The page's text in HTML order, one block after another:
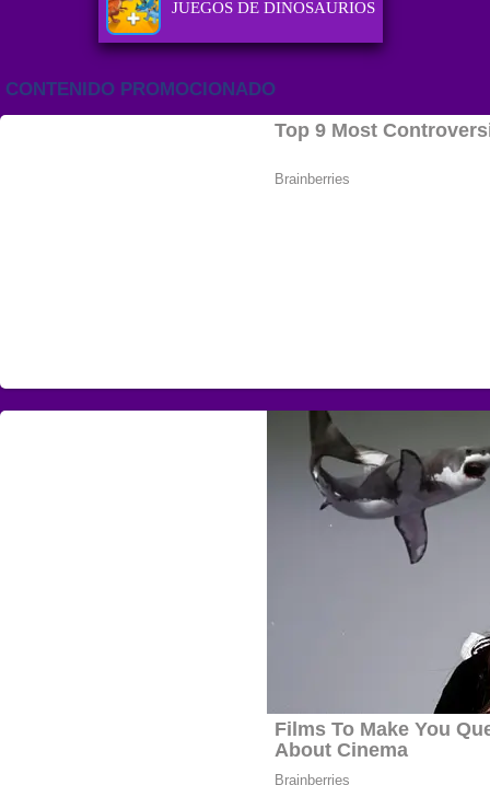
JUEGOS DE DINOSAURIOS